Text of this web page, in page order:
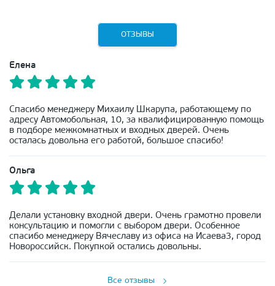
ОТЗЫВЫ
Елена
Спасибо менеджеру Михаилу Шкарупа, работающему по
адресу Автомобольная, 10, за квалифицированную помощь
в подборе межкомнатных и входных дверей. Очень
осталась довольна его работой, большое спасибо!
Ольга
Делали установку входной двери. Очень грамотно провели
консультацию и помогли с выбором двери. Особенное
спасибо менеджеру Вячеславу из офиса на Исаева3, город
Новороссийск. Покупкой остались довольны.
Все отзывы